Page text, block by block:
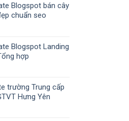
Blogspot bán cây
chuẩn seo
Blogspot Landing
hợp
trường Trung cấp
Hưng Yên